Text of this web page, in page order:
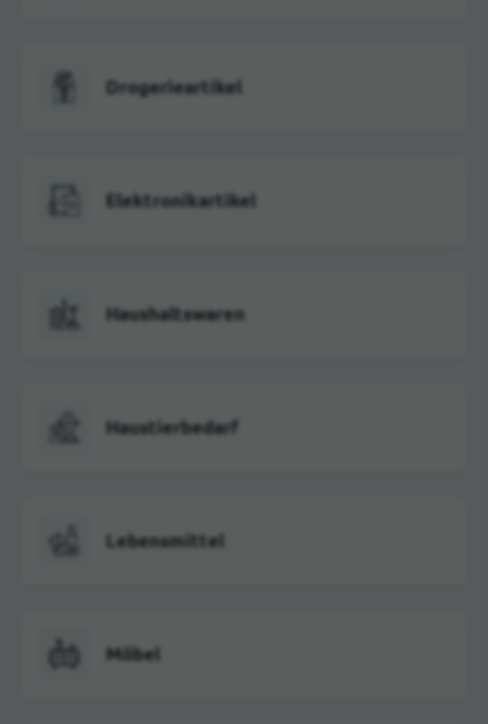
Drogerieartikel
Elektronikartikel
Haushaltswaren
Haustierbedarf
Lebensmittel
Möbel